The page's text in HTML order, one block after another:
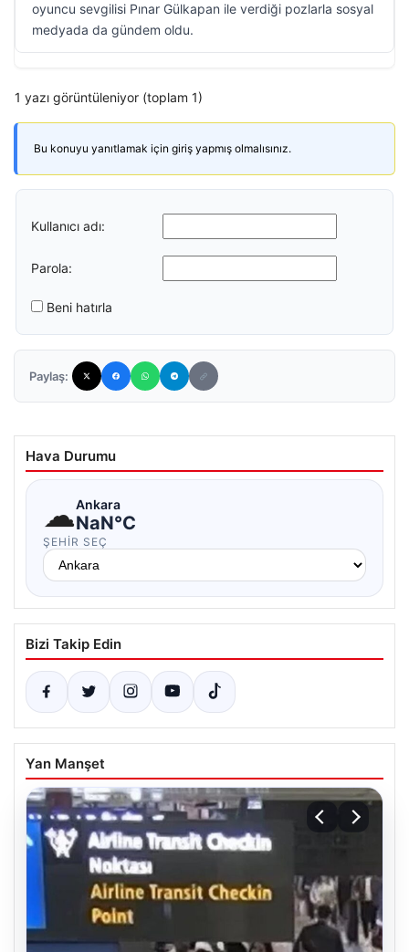
oyuncu sevgilisi Pınar Gülkapan ile verdiği pozlarla sosyal
medyada da gündem oldu.
1 yazı görüntüleniyor (toplam 1)
Bu konuyu yanıtlamak için giriş yapmış olmalısınız.
Kullanıcı adı:
Parola:
Beni hatırla
Paylaş:
Hava Durumu
☁Ankara
NaN°C
ŞEHIR SEÇ
Bizi Takip Edin
Yan Manşet